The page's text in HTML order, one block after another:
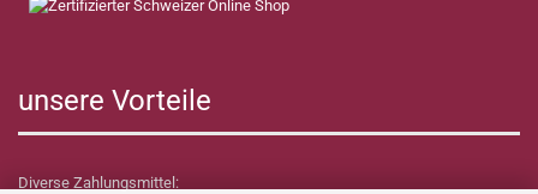
unsere Vorteile
Diverse Zahlungsmittel: